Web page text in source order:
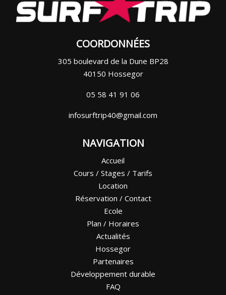
COORDONNÉES
305 boulevard de la Dune BP28
40150 Hossegor
05 58 41 91 06
infosurftrip40@gmail.com
NAVIGATION
Accueil
Cours / Stages / Tarifs
Location
Réservation / Contact
Ecole
Plan / Horaires
Actualités
Hossegor
Partenaires
Développement durable
FAQ